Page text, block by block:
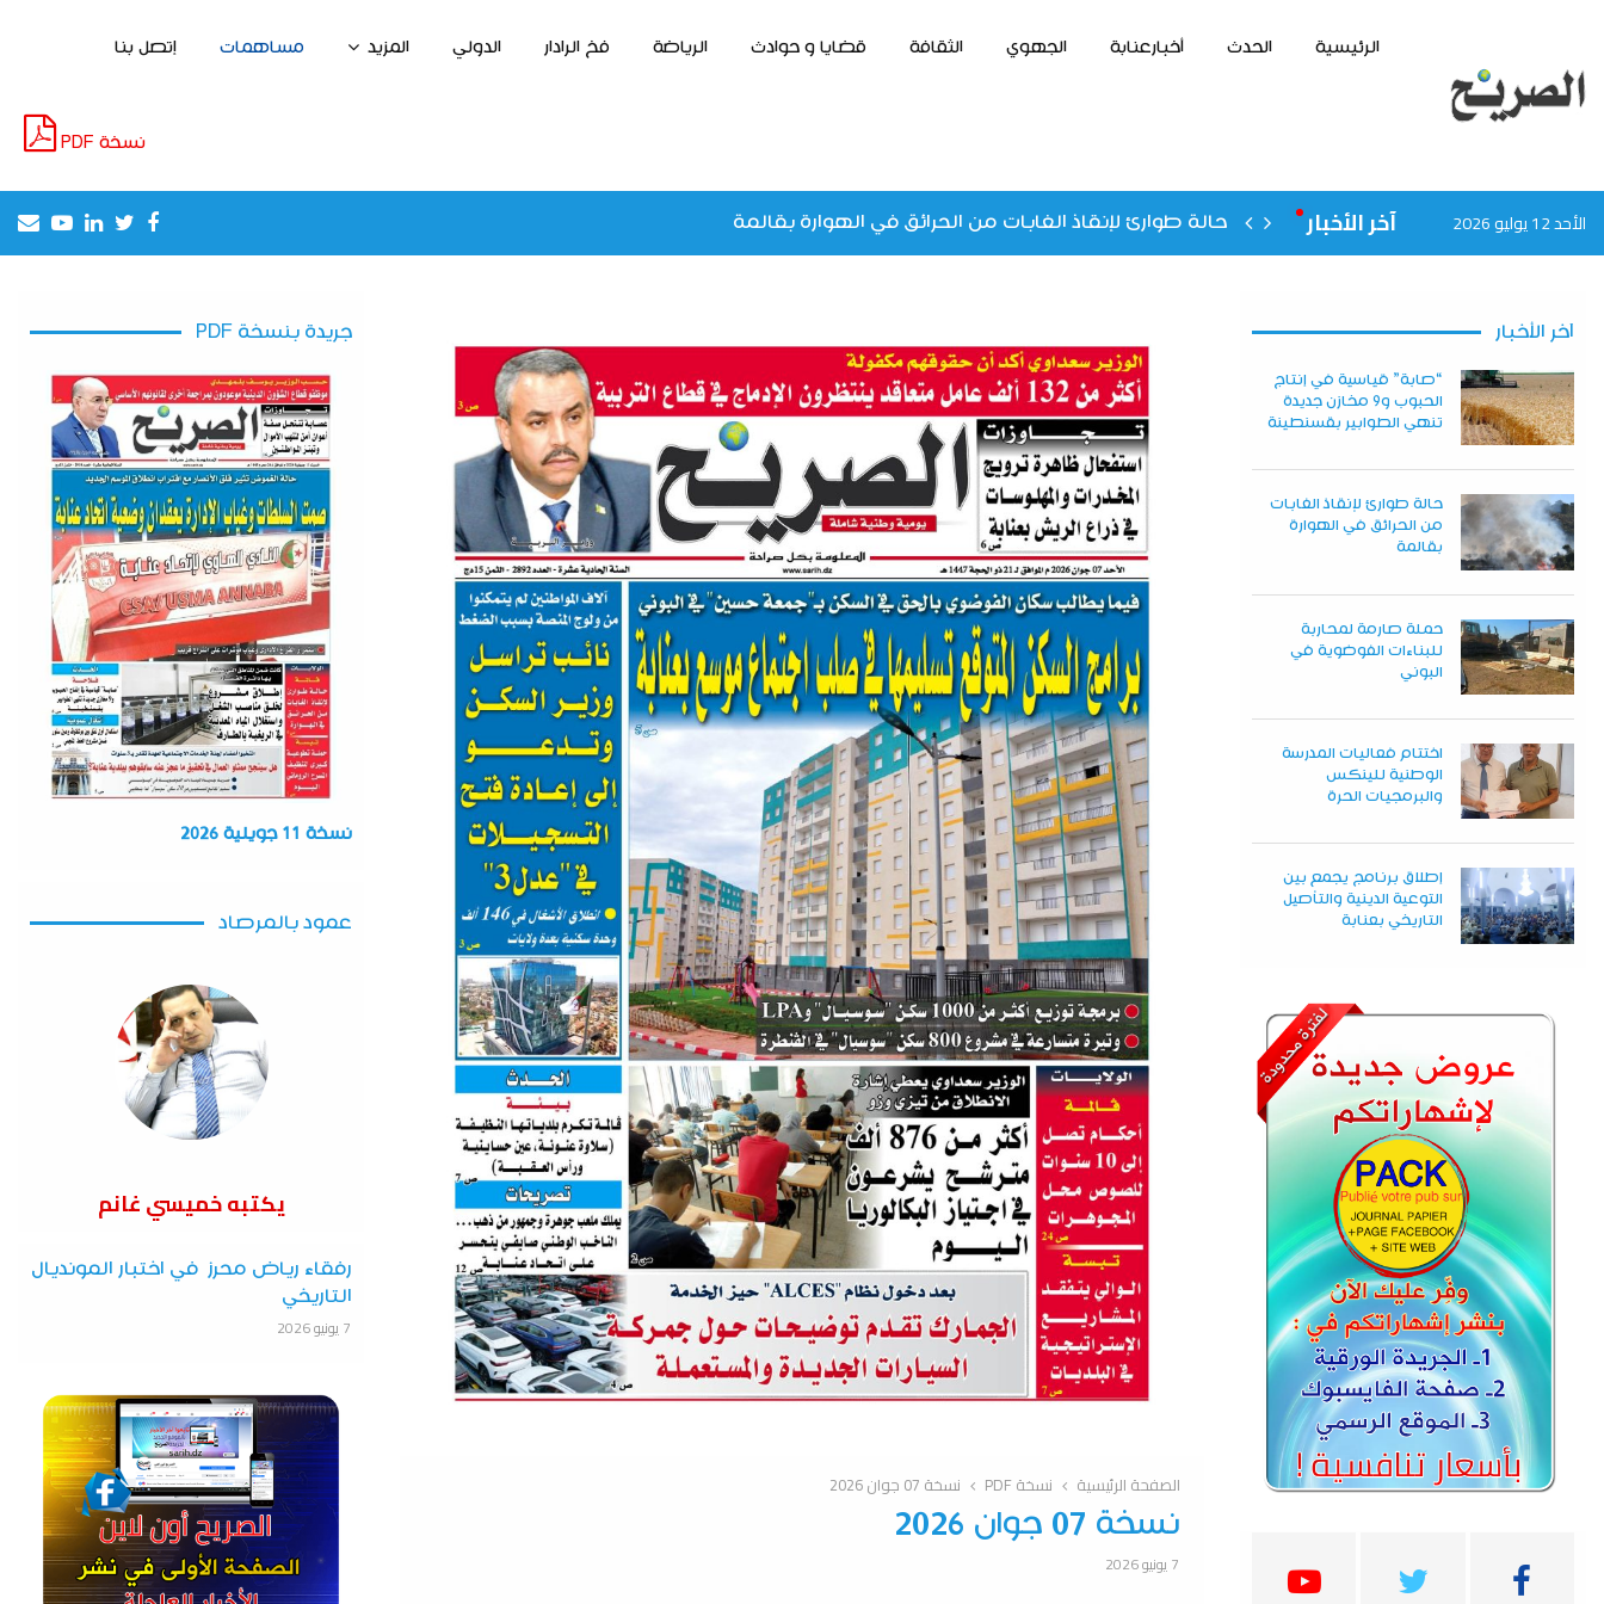
الرئيسية الحدث أخبارعنابة الجهوي الثقافة قضايا و حوادث الرياضة فخ الرادار الدولي المزيد مساهمات إتصل بنا
نسخة PDF
الأحد 12 يوليو 2026 آخر الأخبار حالة طوارئ لإنقاذ الغابات من الحرائق في الهوارة بقالمة إطلاق مشروع لخلق مناصب الشغل
Facebook
Twitter
Linkedin
الصفحة الرئيسية نسخة PDF نسخة 07 جوان 2026
نسخة 07 جوان 2026
7 يونيو 2026
آخر الأخبار
“صابة” قياسية في إنتاج
الحبوب و9 مخازن جديدة
تنهي الطوابير بقسنطينة
حالة طوارئ لإنقاذ الغابات
من الحرائق في الهوارة
بقالمة
حملة صارمة لمحاربة
للبناءات الفوضوية في
البوني
اختتام فعاليات المدرسة
الوطنية للينكس
والبرمجيات الحرة
إطلاق برنامج يجمع بين
التوعية الدينية والتأصيل
التاريخي بعنابة
جريدة بنسخة PDF
نسخة 11 جويلية 2026
عمود بالمرصاد
يكتبه خميسي غانم
رفقاء رياض محرز في اختبار المونديال
التاريخي
7 يونيو 2026